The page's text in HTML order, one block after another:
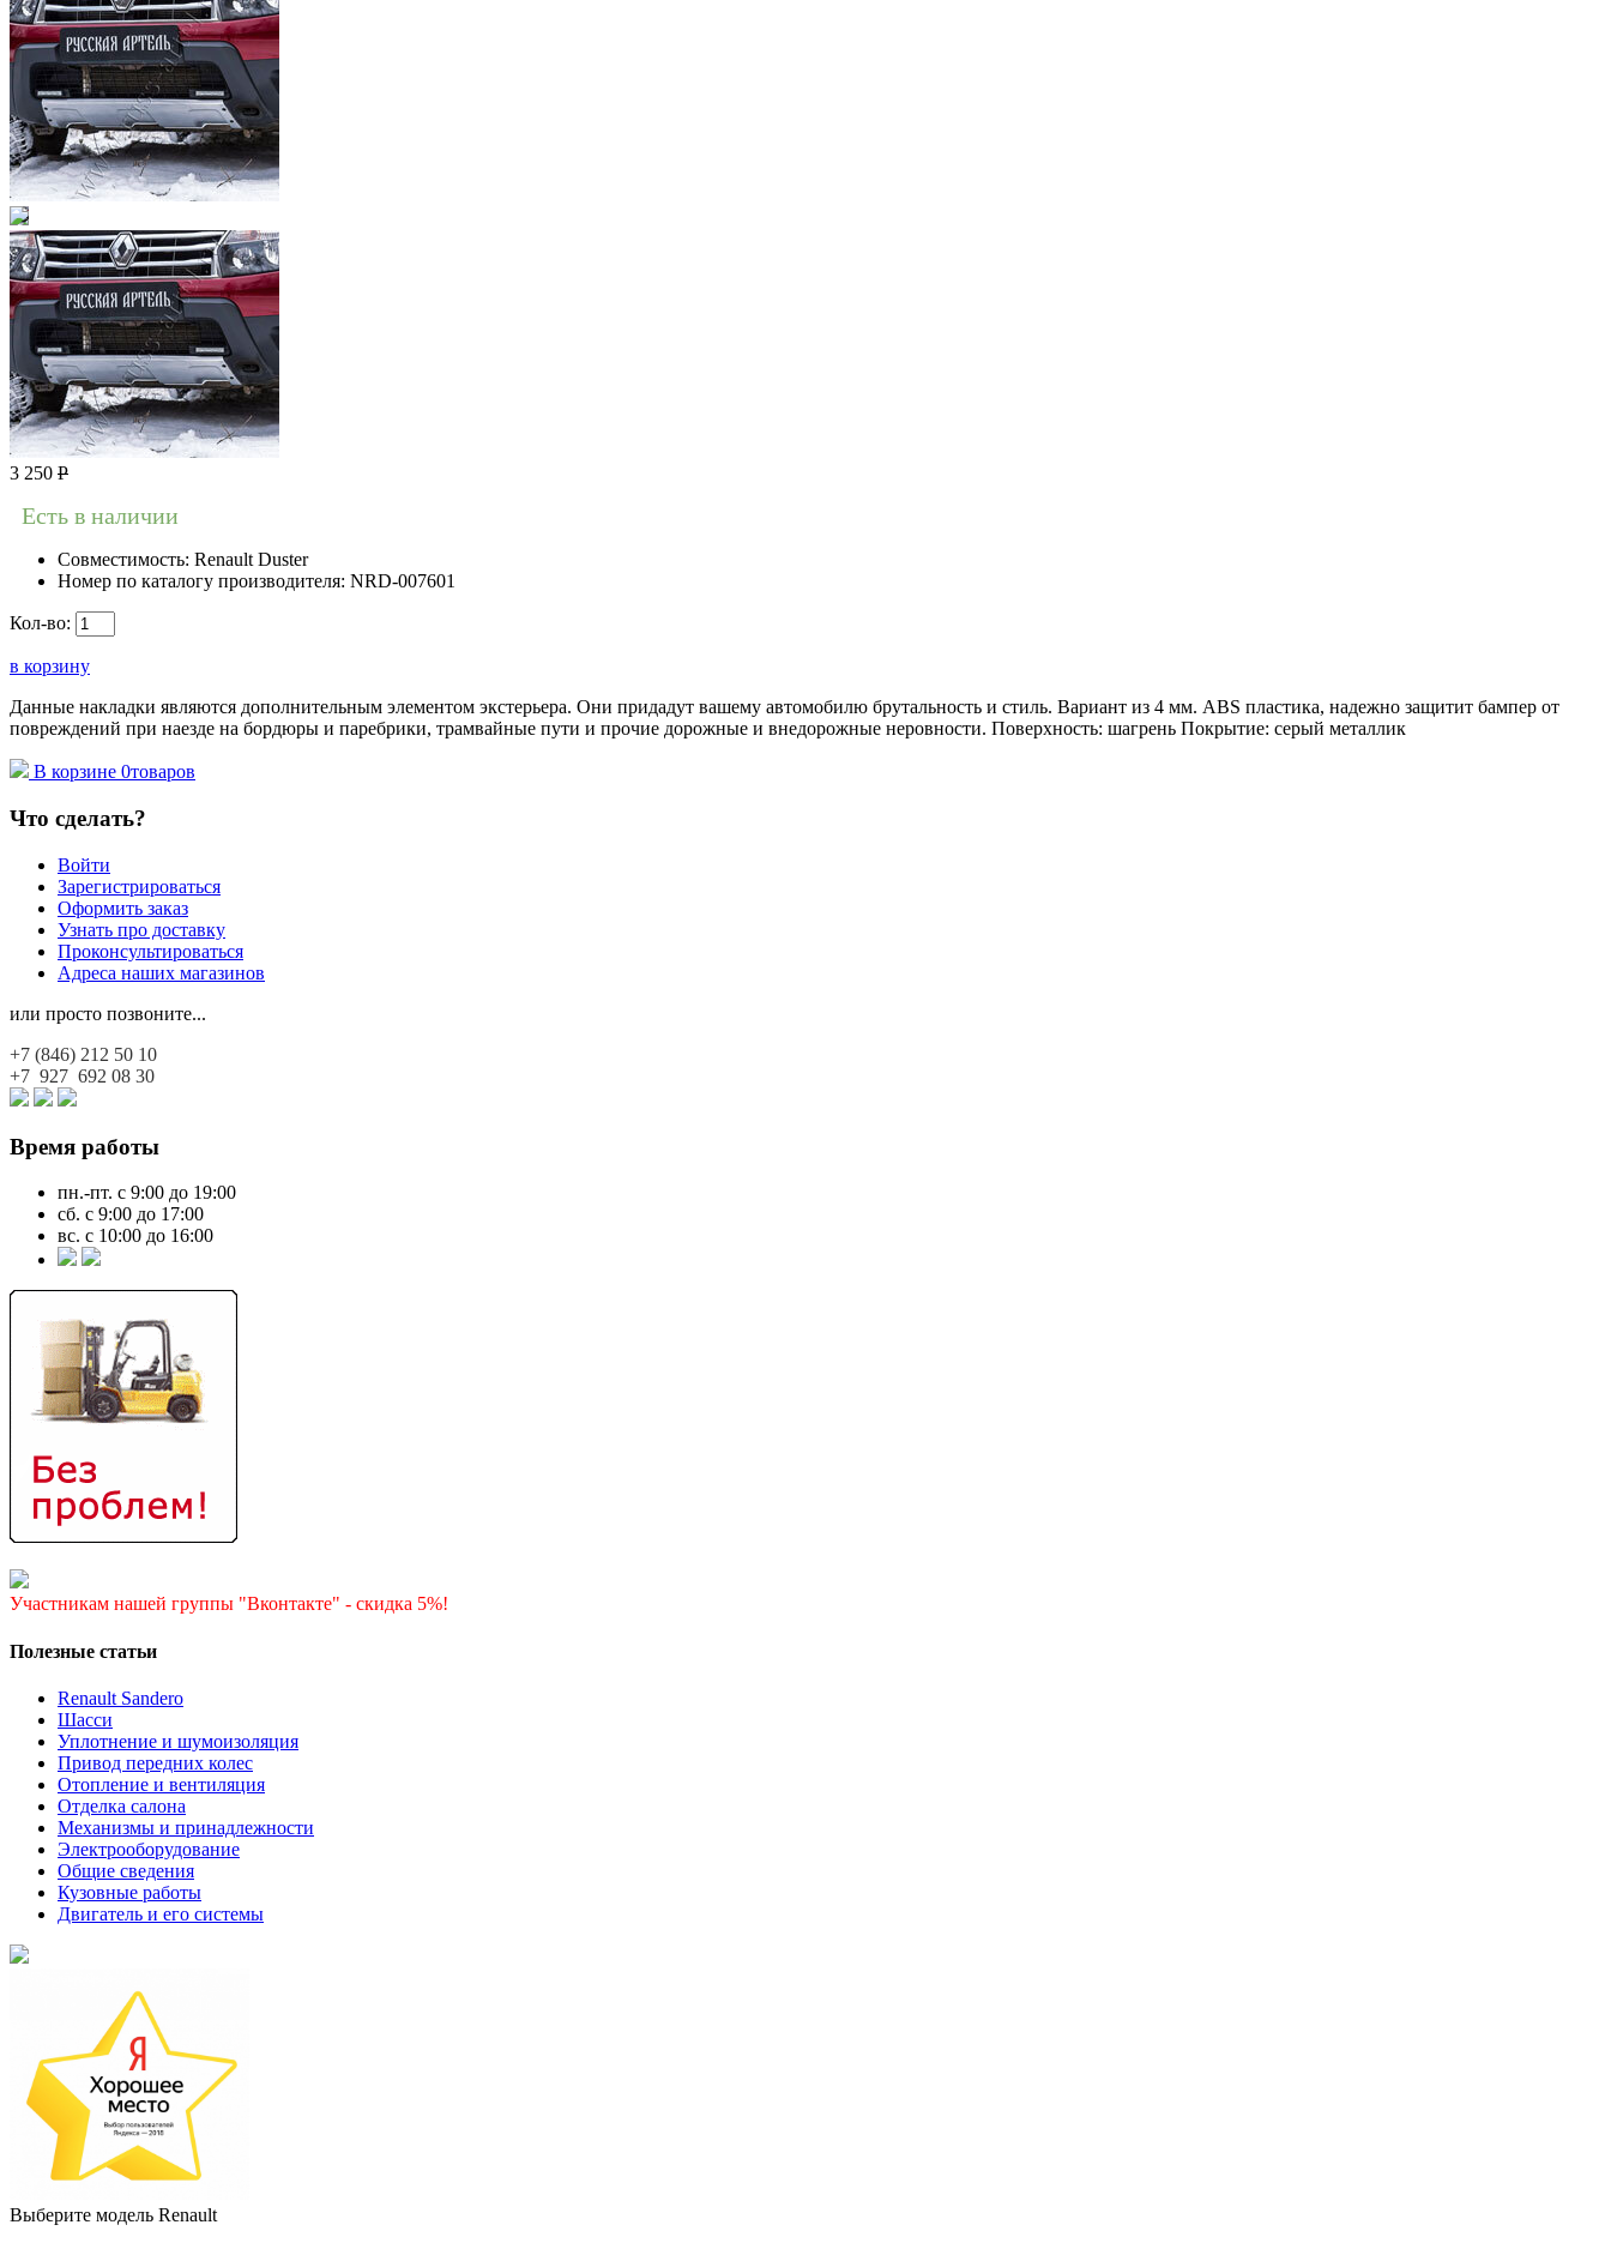
3 250 Р
Есть в наличии
Совместимость: Renault Duster
Номер по каталогу производителя: NRD-007601
Кол-во:
в корзину
Данные накладки являются дополнительным элементом экстерьера. Они придадут вашему автомобилю брутальность и стиль. Вариант из 4 мм. ABS пластика, надежно защитит бампер от
повреждений при наезде на бордюры и паребрики, трамвайные пути и прочие дорожные и внедорожные неровности. Поверхность: шагрень Покрытие: серый металлик
В корзине 0товаров
Что сделать?
Войти
Зарегистрироваться
Оформить заказ
Узнать про доставку
Проконсультироваться
Адреса наших магазинов
или просто позвоните...
+7 (846) 212 50 10
+7 927 692 08 30
Время работы
пн.-пт. с 9:00 до 19:00
сб. с 9:00 до 17:00
вс. с 10:00 до 16:00
Участникам нашей группы "Вконтакте" - скидка 5%!
Полезные статьи
Renault Sandero
Шасси
Уплотнение и шумоизоляция
Привод передних колес
Отопление и вентиляция
Отделка салона
Механизмы и принадлежности
Электрооборудование
Общие сведения
Кузовные работы
Двигатель и его системы
Выберите модель Renault